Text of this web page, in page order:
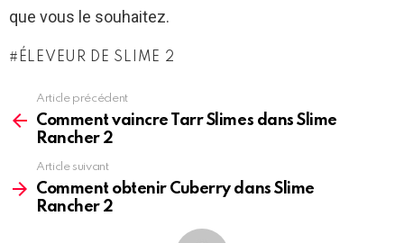
que vous le souhaitez.
ÉLEVEUR DE SLIME 2
more
Article précédent
Comment vaincre Tarr Slimes dans Slime
Rancher 2
Article suivant
Comment obtenir Cuberry dans Slime
Rancher 2